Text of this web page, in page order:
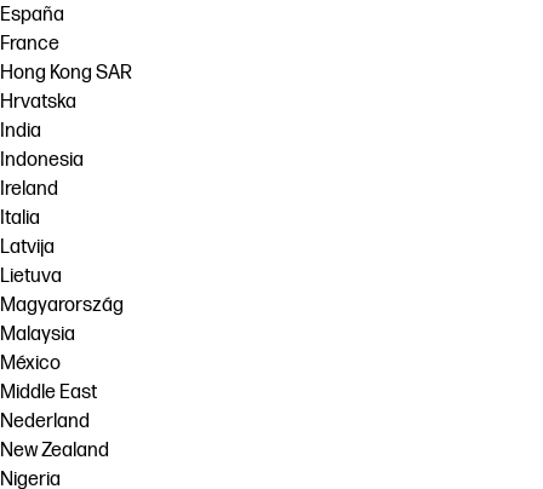
España
France
Hong Kong SAR
Hrvatska
India
Indonesia
Ireland
Italia
Latvija
Lietuva
Magyarország
Malaysia
México
Middle East
Nederland
New Zealand
Nigeria